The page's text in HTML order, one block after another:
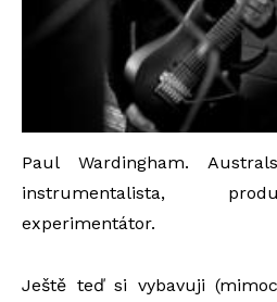
Paul Wardingham.
instrumentalista,
experimentátor.
Ještě teď si vybavuji